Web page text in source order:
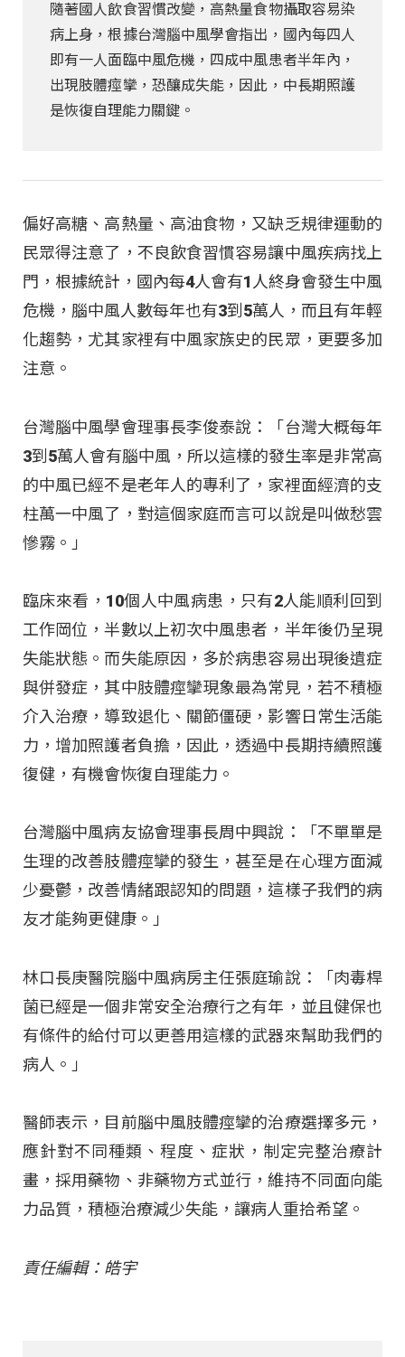
隨著國人飲食習慣改變，高熱量食物攝取容易染
病上身，根據台灣腦中風學會指出，國內每四人
即有一人面臨中風危機，四成中風患者半年內，
出現肢體痙攣，恐釀成失能，因此，中長期照護
是恢復自理能力關鍵。
偏好高糖、高熱量、高油食物，又缺乏規律運動的
民眾得注意了，不良飲食習慣容易讓中風疾病找上
門，根據統計，國內每4人會有1人終身會發生中風
危機，腦中風人數每年也有3到5萬人，而且有年輕
化趨勢，尤其家裡有中風家族史的民眾，更要多加
注意。
台灣腦中風學會理事長李俊泰說：「台灣大概每年
3到5萬人會有腦中風，所以這樣的發生率是非常高
的中風已經不是老年人的專利了，家裡面經濟的支
柱萬一中風了，對這個家庭而言可以說是叫做愁雲
慘霧。」
臨床來看，10個人中風病患，只有2人能順利回到
工作岡位，半數以上初次中風患者，半年後仍呈現
失能狀態。而失能原因，多於病患容易出現後遺症
與併發症，其中肢體痙攣現象最為常見，若不積極
介入治療，導致退化、關節僵硬，影響日常生活能
力，增加照護者負擔，因此，透過中長期持續照護
復健，有機會恢復自理能力。
台灣腦中風病友協會理事長周中興說：「不單單是
生理的改善肢體痙攣的發生，甚至是在心理方面減
少憂鬱，改善情緒跟認知的問題，這樣子我們的病
友才能夠更健康。」
林口長庚醫院腦中風病房主任張庭瑜說：「肉毒桿
菌已經是一個非常安全治療行之有年，並且健保也
有條件的給付可以更善用這樣的武器來幫助我們的
病人。」
醫師表示，目前腦中風肢體痙攣的治療選擇多元，
應針對不同種類、程度、症狀，制定完整治療計
畫，採用藥物、非藥物方式並行，維持不同面向能
力品質，積極治療減少失能，讓病人重拾希望。
責任編輯：皓宇